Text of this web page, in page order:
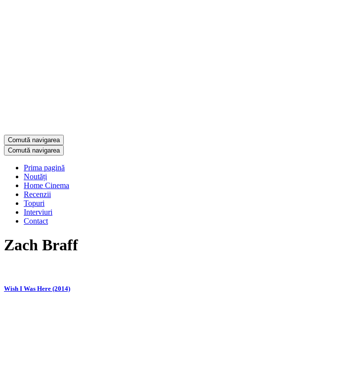
Comută navigarea
Comută navigarea
Prima pagină
Noutăți
Home Cinema
Recenzii
Topuri
Interviuri
Contact
Zach Braff
Wish I Was Here (2014)